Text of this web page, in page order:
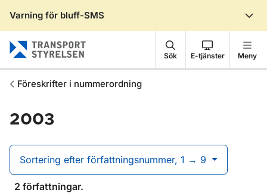
Varning för bluff-SMS
Sök E-tjänster Meny
Föreskrifter i nummerordning
2003
Sortering efter författningsnummer, 1 → 9
2 författningar.